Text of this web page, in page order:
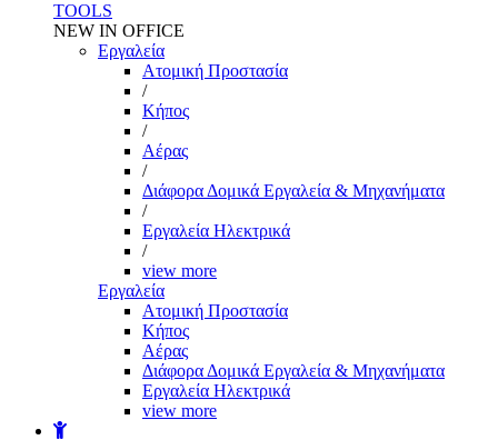
TOOLS
NEW IN OFFICE
Εργαλεία
Aτομική Προστασία
/
Kήπος
/
Αέρας
/
Διάφορα Δομικά Εργαλεία & Μηχανήματα
/
Εργαλεία Ηλεκτρικά
/
view more
Εργαλεία
Aτομική Προστασία
Kήπος
Αέρας
Διάφορα Δομικά Εργαλεία & Μηχανήματα
Εργαλεία Ηλεκτρικά
view more